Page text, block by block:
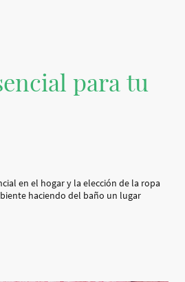
para tu
en el hogar y la elección de la ropa
haciendo del baño un lugar